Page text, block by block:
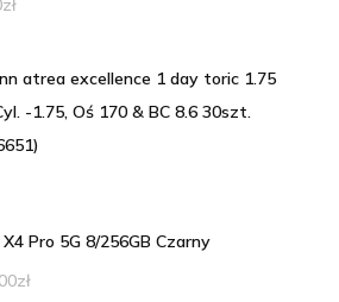
zł
atrea excellence 1 day toric 1.75
-1.75, Oś 170 & BC 8.6 30szt.
X4 Pro 5G 8/256GB Czarny
zł